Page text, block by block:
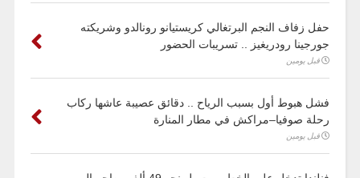
حفل زفاف النجم البرتغالي كريستيانو رونالدو وشريكته
جورجينا رودريغيز .. تسريبات الحضور
قبل يومين
فشل هبوط أول بسبب الرياح .. دقائق عصيبة عاشها ركاب
رحلة صوفيا–مراكش في مطار المنارة
قبل يومين